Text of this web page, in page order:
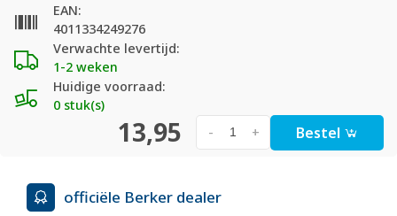
Verwachte levertijd:
1-2 weken
Huidige voorraad:
0 stuk(s)
EAN:
4011334249276
13,95 +
- Bestel
officiële Berker dealer